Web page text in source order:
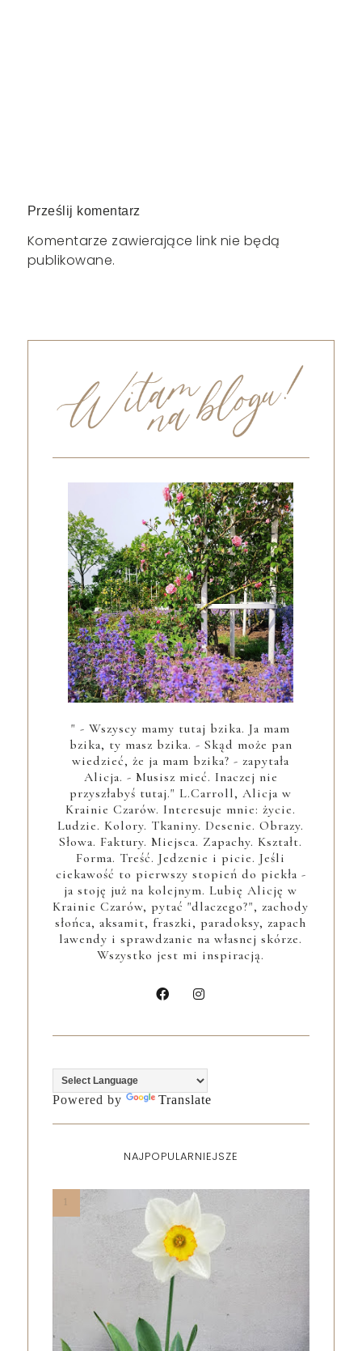
Prześlij komentarz
Komentarze zawierające link nie będą
publikowane.
" - Wszyscy mamy tutaj bzika. Ja mam
bzika, ty masz bzika. - Skąd może pan
wiedzieć, że ja mam bzika? - zapytała
Alicja. - Musisz mieć. Inaczej nie
przyszłabyś tutaj." L.Carroll, Alicja w
Krainie Czarów. Interesuje mnie: życie.
Ludzie. Kolory. Tkaniny. Desenie. Obrazy.
Słowa. Faktury. Miejsca. Zapachy. Kształt.
Forma. Treść. Jedzenie i picie. Jeśli
ciekawość to pierwszy stopień do piekła -
ja stoję już na kolejnym. Lubię Alicję w
Krainie Czarów, pytać "dlaczego?", zachody
słońca, aksamit, fraszki, paradoksy, zapach
lawendy i sprawdzanie na własnej skórze.
Wszystko jest mi inspiracją.
Powered by Translate
NAJPOPULARNIEJSZE